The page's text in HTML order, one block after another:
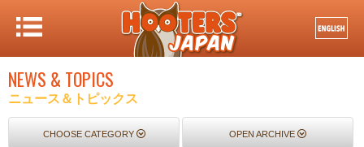
NEWS & TOPICS
ニュース＆トピックス
CHOOSE CATEGORY OPEN ARCHIVE